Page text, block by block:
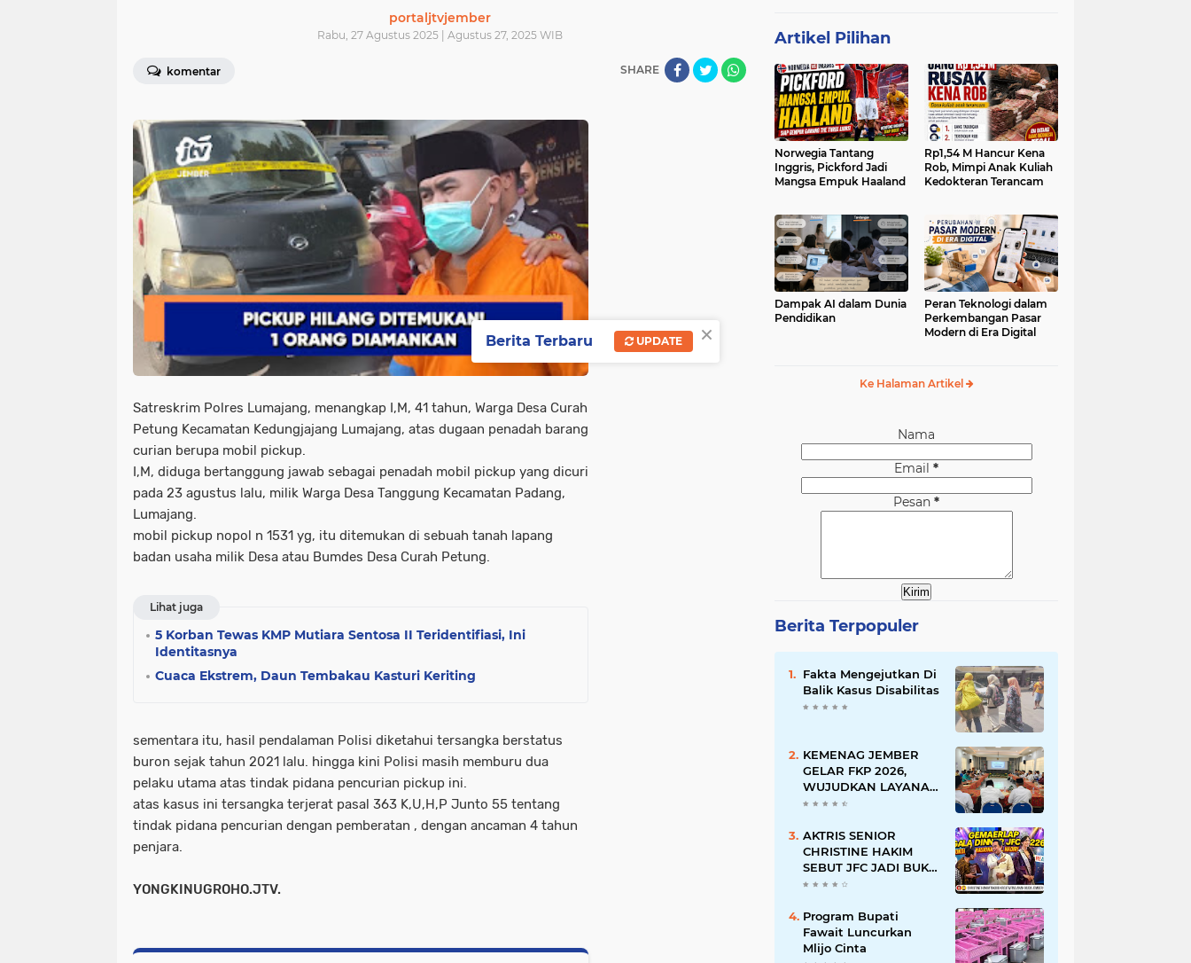
portaljtvjember
Rabu, 27 Agustus 2025 | Agustus 27, 2025 WIB
komentar SHARE
Satreskrim Polres Lumajang, menangkap I,M, 41 tahun, Warga Desa Curah
Petung Kecamatan Kedungjajang Lumajang, atas dugaan penadah barang
curian berupa mobil pickup.
I,M, diduga bertanggung jawab sebagai penadah mobil pickup yang dicuri
pada 23 agustus lalu, milik Warga Desa Tanggung Kecamatan Padang,
Lumajang.
mobil pickup nopol n 1531 yg, itu ditemukan di sebuah tanah lapang
badan usaha milik Desa atau Bumdes Desa Curah Petung.
Lihat juga
5 Korban Tewas KMP Mutiara Sentosa II Teridentifiasi, Ini
Identitasnya
Cuaca Ekstrem, Daun Tembakau Kasturi Keriting
sementara itu, hasil pendalaman Polisi diketahui tersangka berstatus
buron sejak tahun 2021 lalu. hingga kini Polisi masih memburu dua
pelaku utama atas tindak pidana pencurian pickup ini.
atas kasus ini tersangka terjerat pasal 363 K,U,H,P Junto 55 tentang
tindak pidana pencurian dengan pemberatan , dengan ancaman 4 tahun
penjara.
YONGKINUGROHO.JTV.
Artikel Pilihan
Norwegia Tantang
Inggris, Pickford Jadi
Mangsa Empuk Haaland
Rp1,54 M Hancur Kena
Rob, Mimpi Anak Kuliah
Kedokteran Terancam
Dampak AI dalam Dunia
Pendidikan
Peran Teknologi dalam
Perkembangan Pasar
Modern di Era Digital
Ke Halaman Artikel
Nama
Email *
Pesan *
Berita Terpopuler
Fakta Mengejutkan Di
Balik Kasus Disabilitas
KEMENAG JEMBER
GELAR FKP 2026,
WUJUDKAN LAYANAN
BERSINAR DAN
AKTRIS SENIOR
CHRISTINE HAKIM
SEBUT JFC JADI BUKTI
KREATIVITAS ANAK
Program Bupati
Fawait Luncurkan
Mlijo Cinta
×
Berita Terbaru UPDATE